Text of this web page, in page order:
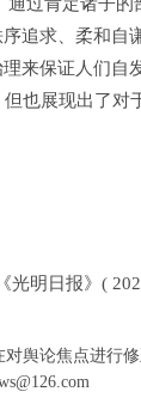
追求、柔和自
来保证人们自
也展现出了对
光明日报》(
舆论焦点进行修